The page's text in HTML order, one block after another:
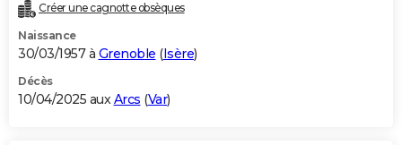
Créer une cagnotte obsèques
Naissance
30/03/1957 à Grenoble (Isère)
Décès
10/04/2025 auxArcs (Var)